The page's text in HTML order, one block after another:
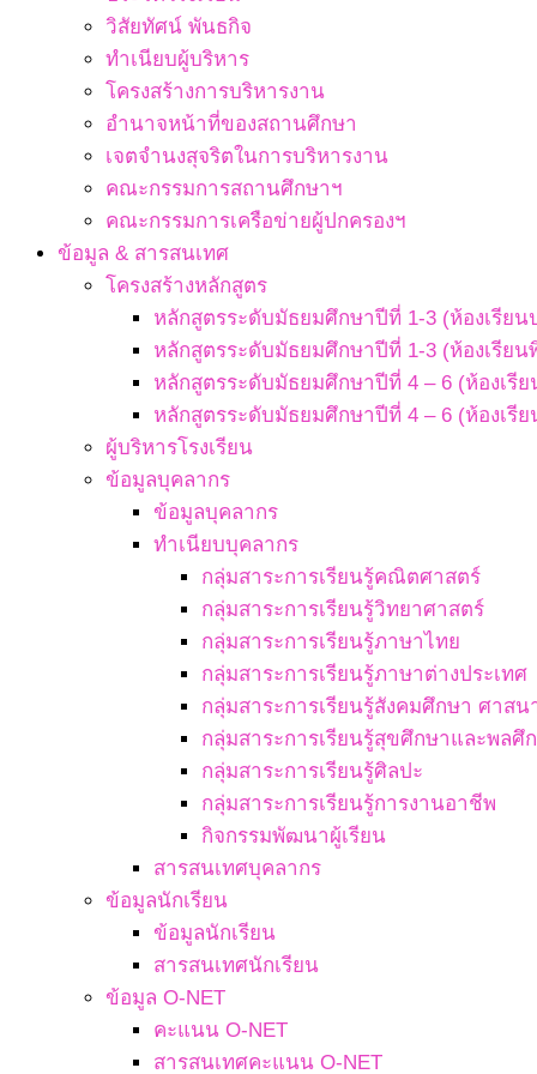
วิสัยทัศน์ พันธกิจ
ทำเนียบผู้บริหาร
โครงสร้างการบริหารงาน
อำนาจหน้าที่ของสถานศึกษา
เจตจํานงสุจริตในการบริหารงาน
คณะกรรมการสถานศึกษาฯ
คณะกรรมการเครือข่ายผู้ปกครองฯ
ข้อมูล & สารสนเทศ
โครงสร้างหลักสูตร
หลักสูตรระดับมัธยมศึกษาปีที่ 1-3 (ห้องเรียน
หลักสูตรระดับมัธยมศึกษาปีที่ 1-3 (ห้องเรียน
หลักสูตรระดับมัธยมศึกษาปีที่ 4 – 6 (ห้องเรี
หลักสูตรระดับมัธยมศึกษาปีที่ 4 – 6 (ห้องเรีย
ผู้บริหารโรงเรียน
ข้อมูลบุคลากร
ข้อมูลบุคลากร
ทำเนียบบุคลากร
กลุ่มสาระการเรียนรู้คณิตศาสตร์
กลุ่มสาระการเรียนรู้วิทยาศาสตร์
กลุ่มสาระการเรียนรู้ภาษาไทย
กลุ่มสาระการเรียนรู้ภาษาต่างประเทศ
กลุ่มสาระการเรียนรู้สังคมศึกษา ศาส
กลุ่มสาระการเรียนรู้สุขศึกษาและพลศึ
กลุ่มสาระการเรียนรู้ศิลปะ
กลุ่มสาระการเรียนรู้การงานอาชีพ
กิจกรรมพัฒนาผู้เรียน
สารสนเทศบุคลากร
ข้อมูลนักเรียน
ข้อมูลนักเรียน
สารสนเทศนักเรียน
ข้อมูล O-NET
คะแนน O-NET
สารสนเทศคะแนน O-NET